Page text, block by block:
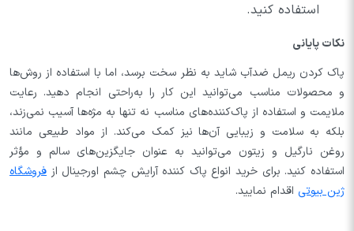
استفاده کنید.
نکات پایانی
پاک کردن ریمل ضد‌آب شاید به نظر سخت برسد، اما با استفاده از روش‌ها
و محصولات مناسب می‌توانید این کار را به‌راحتی انجام دهید. رعایت
ملایمت و استفاده از پاک‌کننده‌های مناسب نه تنها به مژه‌ها آسیب نمی‌زند،
بلکه به سلامت و زیبایی آن‌ها نیز کمک می‌کند. از مواد طبیعی مانند
روغن نارگیل و زیتون می‌توانید به عنوان جایگزین‌های سالم و مؤثر
استفاده کنید. برای خرید انواع پاک کننده آرایش چشم اورجینال از فروشگاه
ژین بیوتی اقدام نمایید.